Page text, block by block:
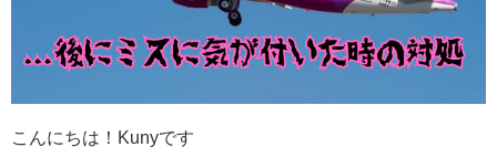
こんにちは！Kunyです